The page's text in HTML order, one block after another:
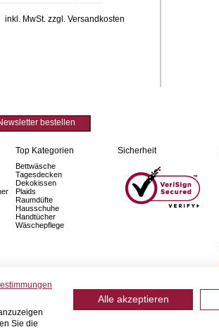
inkl. MwSt. zzgl. Versandkosten
bestellen
Top Kategorien
Bettwäsche
Tagesdecken
Dekokissen
Plaids
Raumdüfte
Hausschuhe
Handtücher
Wäschepflege
Sicherheit
Sie die
Alle akzeptieren